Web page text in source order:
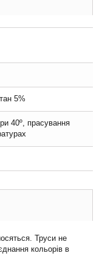
5%
40º, прасування
Труси не
кольорів в